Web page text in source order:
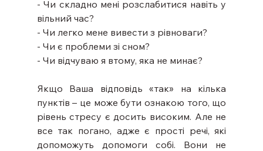
- Чи складно мені розслабитися навіть у
вільний час?
- Чи легко мене вивести з рівноваги?
- Чи є проблеми зі сном?
- Чи відчуваю я втому, яка не минає?
Якщо Ваша відповідь «так» на кілька
пунктів – це може бути ознакою того, що
рівень стресу є досить високим. Але не
все так погано, адже є прості речі, які
допоможуть допомоги собі. Вони не